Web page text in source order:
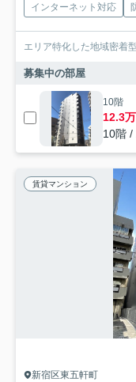
インターネット対応
エリア特化した地域密着
募集中の部屋
10階
12.3
10階 /
賃貸マンション
新宿区東五軒町